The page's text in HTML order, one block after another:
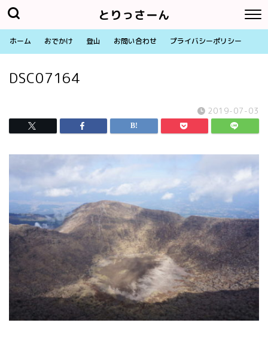
とりっさーん
ホーム おでかけ 登山 お問い合わせ プライバシーポリシー
DSC07164
2019-07-03